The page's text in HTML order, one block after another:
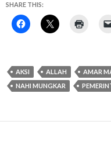
SHARE THIS:
AKSI ALLAH AMAR
NAHI MUNGKAR